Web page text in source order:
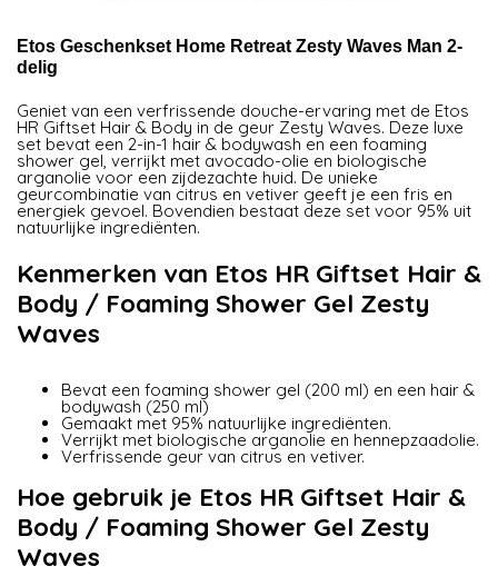
Etos Geschenkset Home Retreat Zesty Waves Man 2-
delig
Geniet van een verfrissende douche-ervaring met de Etos
HR Giftset Hair & Body in de geur Zesty Waves. Deze luxe
set bevat een 2-in-1 hair & bodywash en een foaming
shower gel, verrijkt met avocado-olie en biologische
arganolie voor een zijdezachte huid. De unieke
geurcombinatie van citrus en vetiver geeft je een fris en
energiek gevoel. Bovendien bestaat deze set voor 95% uit
natuurlijke ingrediënten.
Kenmerken van Etos HR Giftset Hair &
Body / Foaming Shower Gel Zesty
Waves
Bevat een foaming shower gel (200 ml) en een hair &
bodywash (250 ml)
Gemaakt met 95% natuurlijke ingrediënten.
Verrijkt met biologische arganolie en hennepzaadolie.
Verfrissende geur van citrus en vetiver.
Hoe gebruik je Etos HR Giftset Hair &
Body / Foaming Shower Gel Zesty
Waves